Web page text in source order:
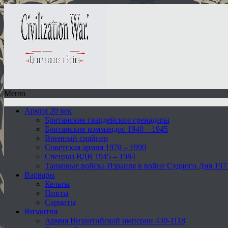
Меню
Армия 20 век
Британские гвардейские гренадеры
Британские коммандос 1940 – 1945
Военный снайпер
Советская армия 1970 – 1990
Спецназ ВДВ 1945 – 1984
Танковые войска Израиля в войне Судного Дня
Варвары
Кельты
Пикты
Сарматы
Византия
Армия Византийской империи 430-1118